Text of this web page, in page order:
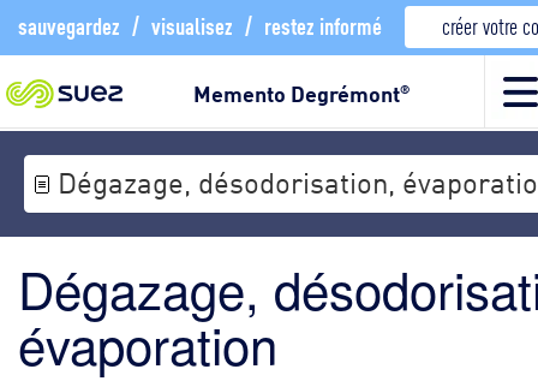
sauvegardez / visualisez / restez informé créer votre
Memento Degrémont®
Dégazage, désodorisation,
Dégazage,
évaporation